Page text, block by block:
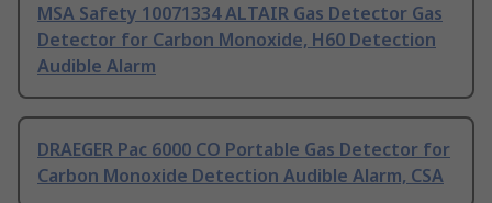
MSA Safety 10071334 ALTAIR Gas Detector Gas
Detector for Carbon Monoxide, H60 Detection
Audible Alarm
DRAEGER Pac 6000 CO Portable Gas Detector for
Carbon Monoxide Detection Audible Alarm, CSA